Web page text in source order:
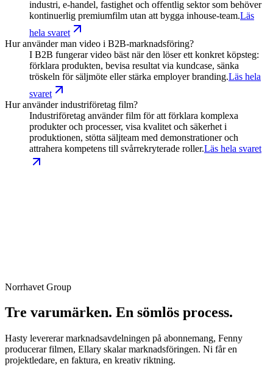
industri, e-handel, fastighet och offentlig sektor som behöver
kontinuerlig premiumfilm utan att bygga inhouse-team.Läs
hela svaret
Hur använder man video i B2B-marknadsföring?
I B2B fungerar video bäst när den löser ett konkret köpsteg:
förklara produkten, bevisa resultat via kundcase, sänka
tröskeln för säljmöte eller stärka employer branding.Läs hela
svaret
Hur använder industriföretag film?
Industriföretag använder film för att förklara komplexa
produkter och processer, visa kvalitet och säkerhet i
produktionen, stötta säljteam med demonstrationer och
attrahera kompetens till svårrekryterade roller.Läs hela svaret
Boka strategimöte
Norrhavet Group
Tre varumärken. En sömlös process.
Hasty levererar marknadsavdelningen på abonnemang, Fenny
producerar filmen, Ellary skalar marknadsföringen. Ni får en
projektledare, en faktura, en kreativ riktning.